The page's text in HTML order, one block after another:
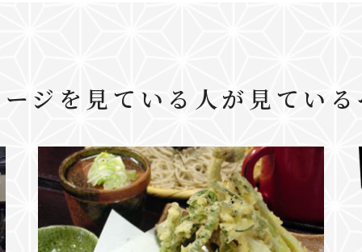
ジを見ている人が見てい